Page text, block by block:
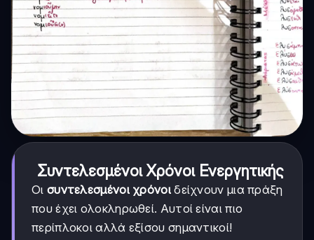
Συντελεσμένοι Χρόνοι Ενεργητικής
Οι συντελεσμένοι χρόνοιδείχνουν μια πράξη
που έχει ολοκληρωθεί. Αυτοί είναι πιο
περίπλοκοι αλλά εξίσου σημαντικοί!